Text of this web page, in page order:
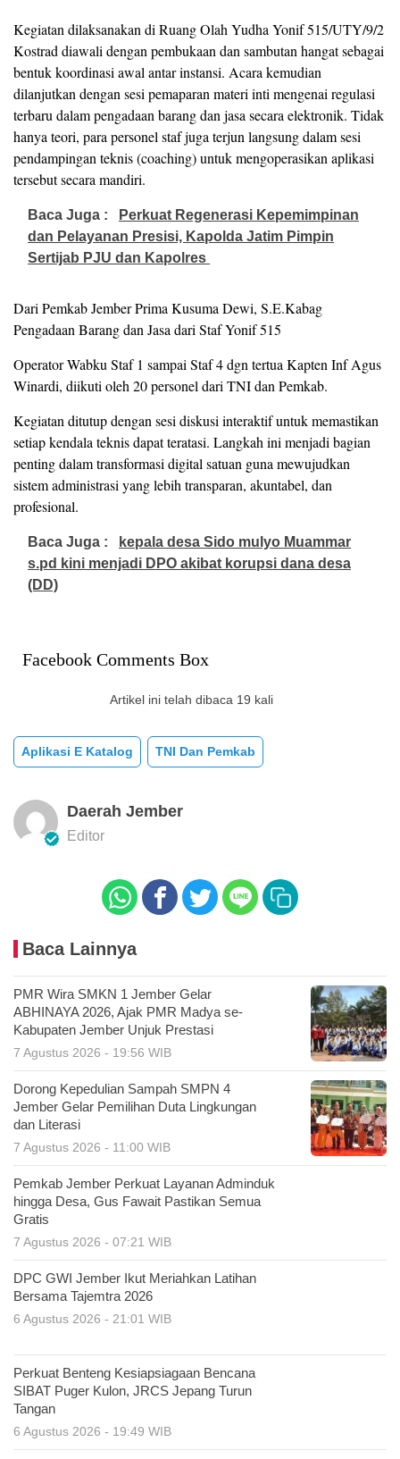
Kegiatan dilaksanakan di Ruang Olah Yudha Yonif 515/UTY/9/2
Kostrad diawali dengan pembukaan dan sambutan hangat sebagai
bentuk koordinasi awal antar instansi. Acara kemudian
dilanjutkan dengan sesi pemaparan materi inti mengenai regulasi
terbaru dalam pengadaan barang dan jasa secara elektronik. Tidak
hanya teori, para personel staf juga terjun langsung dalam sesi
pendampingan teknis (coaching) untuk mengoperasikan aplikasi
tersebut secara mandiri.
Baca Juga :
Perkuat Regenerasi Kepemimpinan
dan Pelayanan Presisi, Kapolda Jatim Pimpin
Sertijab PJU dan Kapolres
Dari Pemkab Jember Prima Kusuma Dewi, S.E.Kabag
Pengadaan Barang dan Jasa dari Staf Yonif 515
Operator Wabku Staf 1 sampai Staf 4 dgn tertua Kapten Inf Agus
Winardi, diikuti oleh 20 personel dari TNI dan Pemkab.
Kegiatan ditutup dengan sesi diskusi interaktif untuk memastikan
setiap kendala teknis dapat teratasi. Langkah ini menjadi bagian
penting dalam transformasi digital satuan guna mewujudkan
sistem administrasi yang lebih transparan, akuntabel, dan
profesional.
Baca Juga :
kepala desa Sido mulyo Muammar
s.pd kini menjadi DPO akibat korupsi dana desa
(DD)
Facebook Comments Box
Artikel ini telah dibaca 19 kali
Aplikasi E Katalog TNI Dan Pemkab
Daerah Jember
Editor
Baca Lainnya
PMR Wira SMKN 1 Jember Gelar
ABHINAYA 2026, Ajak PMR Madya se-
Kabupaten Jember Unjuk Prestasi
7 Agustus 2026 - 19:56 WIB
Dorong Kepedulian Sampah SMPN 4
Jember Gelar Pemilihan Duta Lingkungan
dan Literasi
7 Agustus 2026 - 11:00 WIB
Pemkab Jember Perkuat Layanan Adminduk
hingga Desa, Gus Fawait Pastikan Semua
Gratis
7 Agustus 2026 - 07:21 WIB
DPC GWI Jember Ikut Meriahkan Latihan
Bersama Tajemtra 2026
6 Agustus 2026 - 21:01 WIB
Perkuat Benteng Kesiapsiagaan Bencana
SIBAT Puger Kulon, JRCS Jepang Turun
Tangan
6 Agustus 2026 - 19:49 WIB